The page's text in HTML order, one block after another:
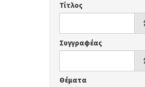
Τίτλος
Συγγραφέας
Θέματα